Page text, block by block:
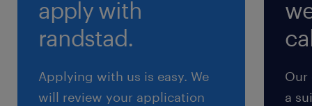
異常が無いか点検。・少しでも調子が悪そうな部
分を見つけたらメンテナンスを行っていただきま
す。２）緊急時のトラブル対応・DC内の物流設
備に異常があれば、臨機応変に対応します。３）
設備保全計画の立案・設備メーカーからの保守・
apply with
randstad.
Applying with us is easy. We
will review your application
Our
a